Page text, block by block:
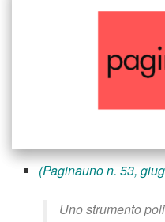
(Paginauno n. 53,
Uno strumento